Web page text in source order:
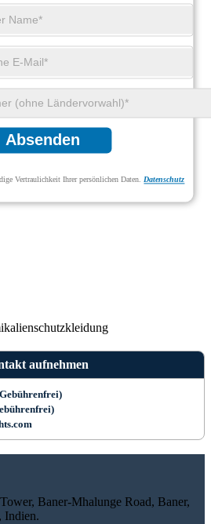
Absenden
Vertraulichkeit Ihrer persönlichen Daten.Datenschutz
aufnehmen
Baner-Mhalunge Road, Baner,
Indien.